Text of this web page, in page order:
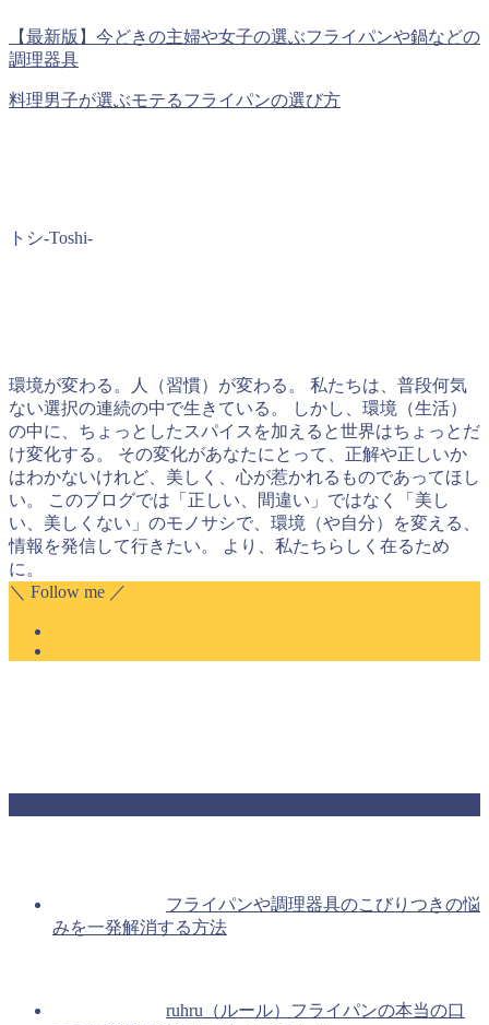
【最新版】今どきの主婦や女子の選ぶフライパンや鍋などの
調理器具
料理男子が選ぶモテるフライパンの選び方
トシ-Toshi-
環境が変わる。人（習慣）が変わる。 私たちは、普段何気
ない選択の連続の中で生きている。 しかし、環境（生活）
の中に、ちょっとしたスパイスを加えると世界はちょっとだ
け変化する。 その変化があなたにとって、正解や正しいか
はわかないけれど、美しく、心が惹かれるものであってほし
い。 このブログでは「正しい、間違い」ではなく「美し
い、美しくない」のモノサシで、環境（や自分）を変える、
情報を発信して行きたい。 より、私たちらしく在るため
に。
＼ Follow me ／
フライパンや調理器具のこびりつきの悩
みを一発解消する方法
ruhru（ルール）フライパンの本当の口